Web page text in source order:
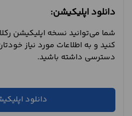
دانلود اپلیکیشن:
شما می‌توانید نسخه اپلیکیشن
کنید و به اطلاعات مورد نیاز
دسترسی داشته باشید.
دانلود